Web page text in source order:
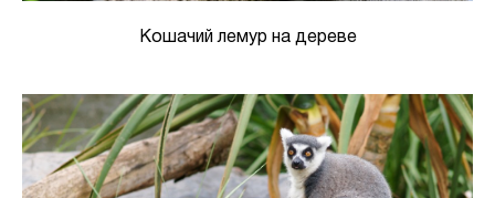
Кошачий лемур на дереве